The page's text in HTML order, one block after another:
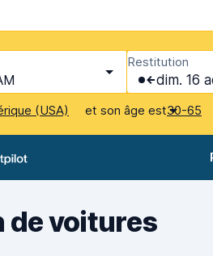
Restitution
dim. 16
(USA) et son âge est30-65
de voitures